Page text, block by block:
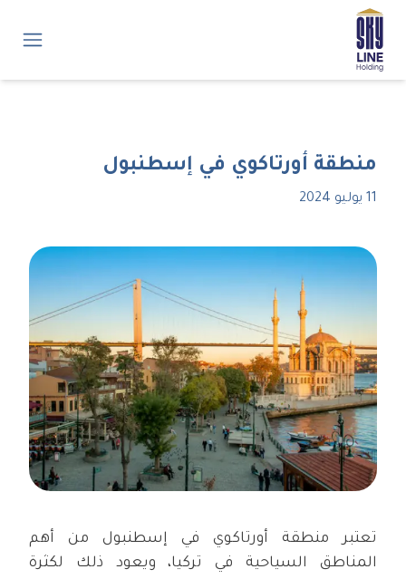
منطقة أورتاكوي في إسطنبول
11 يوليو 2024
تعتبر منطقة أورتاكوي في إسطنبول من أهم
المناطق السياحية في تركيا، ويعود ذلك لكثرة